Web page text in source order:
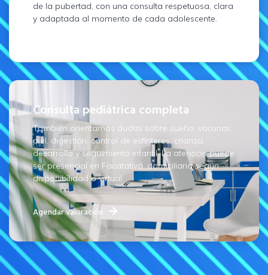
de la pubertad, con una consulta respetuosa, clara
y adaptada al momento de cada adolescente.
Consulta pediátrica completa
También orientamos dudas sobre sueño, vacunas,
piel, digestión, control de esfínteres, crianza,
desarrollo y seguimiento infantil. La atención puede
ser presencial en Facatativá, domiciliaria según
disponibilidad o virtual.
Agendar valoración